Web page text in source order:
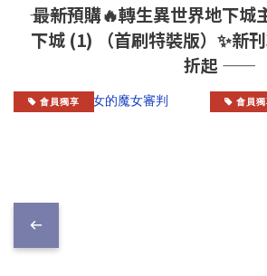
―― 最新預購🔥轉生異世界地下
下城 (1) （首刷特裝版）✨新
折起 ――
會員獨享 會員獨